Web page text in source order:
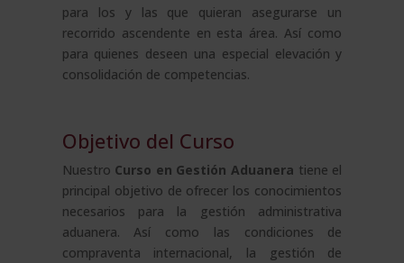
para los y las que quieran asegurarse un
recorrido ascendente en esta área. Así como
para quienes deseen una especial elevación y
consolidación de competencias.
Objetivo del Curso
Nuestro Curso en Gestión Aduanera tiene el
principal objetivo de ofrecer los conocimientos
necesarios para la gestión administrativa
aduanera. Así como las condiciones de
compraventa internacional, la gestión de